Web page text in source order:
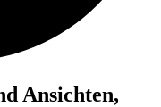
Ansichten,